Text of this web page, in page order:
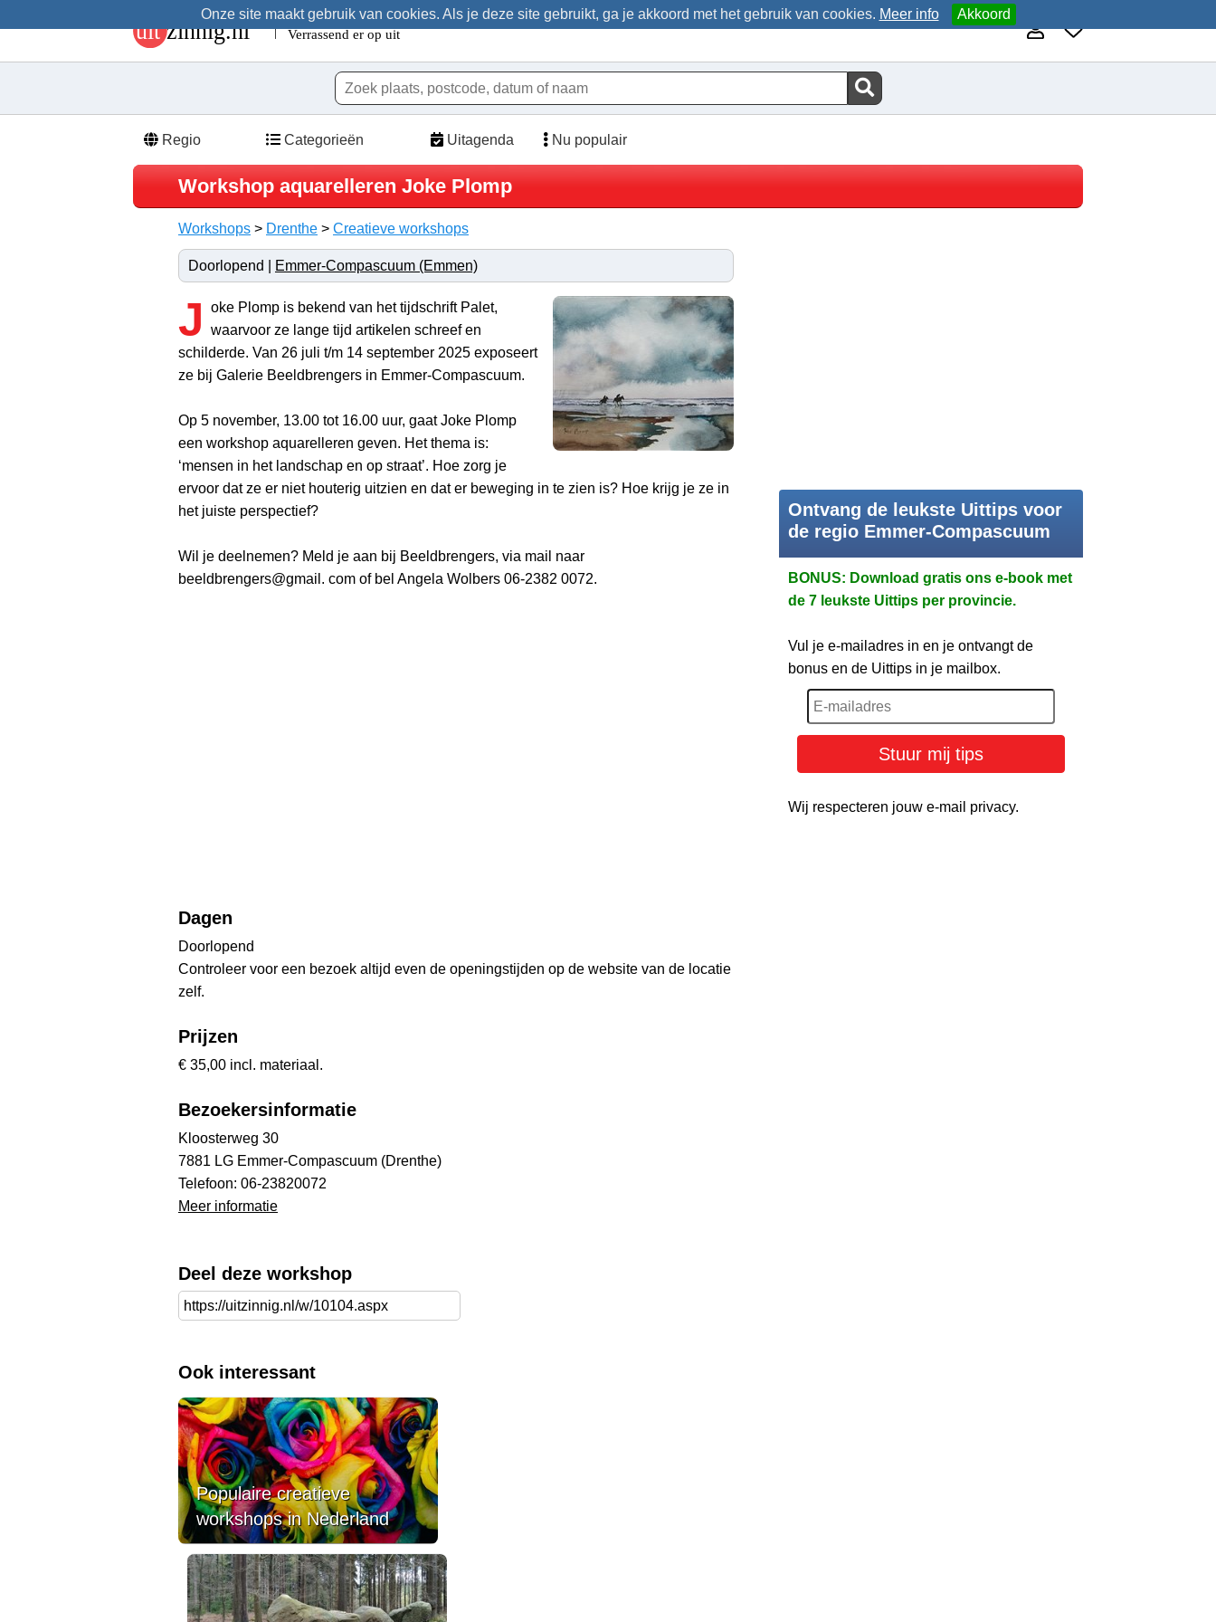
Onze site maakt gebruik van cookies. Als je deze site gebruikt, ga je akkoord met het gebruik van cookies. Meer info Akkoord
Regio Categorieën Uitagenda Nu populair
Workshop aquarelleren Joke Plomp
Workshops > Drenthe > Creatieve workshops
Doorlopend | Emmer-Compascuum (Emmen)
J
oke Plomp is bekend van het tijdschrift Palet,
waarvoor ze lange tijd artikelen schreef en
schilderde. Van 26 juli t/m 14 september 2025 exposeert
ze bij Galerie Beeldbrengers in Emmer-Compascuum.
Op 5 november, 13.00 tot 16.00 uur, gaat Joke Plomp
een workshop aquarelleren geven. Het thema is:
‘mensen in het landschap en op straat’. Hoe zorg je
ervoor dat ze er niet houterig uitzien en dat er beweging in te zien is? Hoe krijg je ze in
het juiste perspectief?
Wil je deelnemen? Meld je aan bij Beeldbrengers, via mail naar
beeldbrengers@gmail. com of bel Angela Wolbers 06-2382 0072.
Dagen
Doorlopend
Controleer voor een bezoek altijd even de openingstijden op de website van de locatie
zelf.
Prijzen
€ 35,00 incl. materiaal.
Bezoekersinformatie
Kloosterweg 30
7881 LG Emmer-Compascuum (Drenthe)
Telefoon: 06-23820072
Meer informatie
Deel deze workshop
Ook interessant
Populaire creatieve
workshops in Nederland
Ontvang de leukste Uittips voor
de regio Emmer-Compascuum
BONUS: Download gratis ons e-book met
de 7 leukste Uittips per provincie.
Vul je e-mailadres in en je ontvangt de
bonus en de Uittips in je mailbox.
Stuur mij tips
Wij respecteren jouw e-mail privacy.